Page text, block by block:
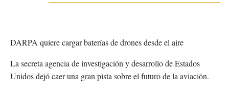
DARPA quiere cargar baterías de drones desde el aire
La secreta agencia de investigación y desarrollo de Estados
Unidos dejó caer una gran pista sobre el futuro de la aviación.